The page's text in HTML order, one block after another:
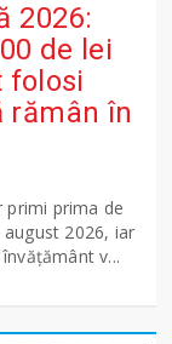
2026:
de lei
folosi
rămân în
primi prima de
2026, iar
v...